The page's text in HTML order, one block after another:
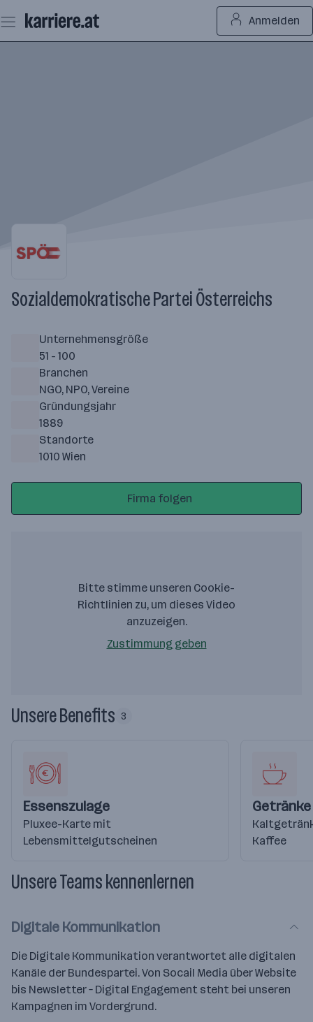
Seiteninhalt
springen
Anmelden
Sozialdemokratische Partei Österreichs
Unternehmensgröße
51 - 100
Branchen
NGO, NPO, Vereine
Gründungsjahr
1889
Standorte
1010 Wien
Firma folgen
Bitte stimme unseren Cookie-
Richtlinien zu, um dieses Video
anzuzeigen.
Zustimmung geben
Unsere Benefits 3
Essenszulage
Pluxee-Karte mit
Lebensmittelgutscheinen
Getränke
Kaffee
Unsere Teams kennenlernen
Digitale Kommunikation
Die Digitale Kommunikation verantwortet alle digitalen
Kanäle der Bundespartei. Von Socail Media über Website
bis Newsletter – Digital Engagement steht bei unseren
Kampagnen im Vordergrund.